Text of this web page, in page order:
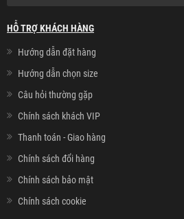
HỖ TRỢ KHÁCH HÀNG
Hướng dẫn đặt hàng
Hướng dẫn chọn size
Câu hỏi thường gặp
Chính sách khách VIP
Thanh toán - Giao hàng
Chính sách đổi hàng
Chính sách bảo mật
Chính sách cookie